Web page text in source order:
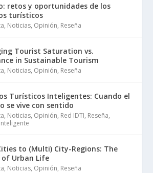
retos y oportunidades de los
turísticos
, Noticias, Opinión, Reseña
Tourist Saturation vs.
in Sustainable Tourism
, Noticias, Opinión, Reseña
Turísticos Inteligentes: Cuando el
se vive con sentido
, Noticias, Opinión, Red IDTI, Reseña,
to (Multi) City-Regions: The
of Urban Life
, Noticias, Opinión, Reseña